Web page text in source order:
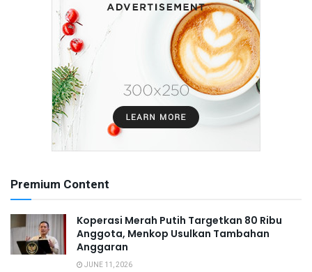
Premium Content
Koperasi Merah Putih Targetkan 80 Ribu
Anggota, Menkop Usulkan Tambahan
Anggaran
JUNE 11, 2026